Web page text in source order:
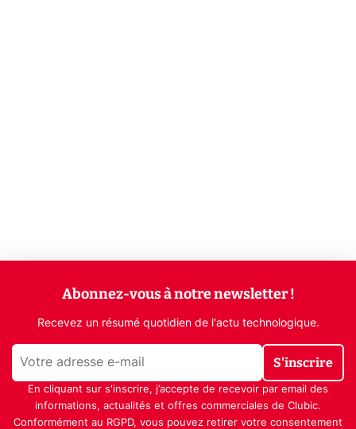
Abonnez-vous à notre newsletter !
Recevez un résumé quotidien de l'actu technologique.
S'inscrire
En cliquant sur s'inscrire, j’accepte de recevoir par email des
informations, actualités et offres commerciales de Clubic.
Conformément au RGPD, vous pouvez retirer votre consentement